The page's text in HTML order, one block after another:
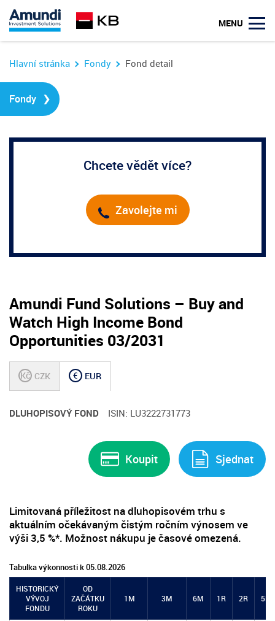
MENU
Hlavní stránka Fondy Fond detail
Fondy ›
Chcete vědět více?
Zavolejte mi
Amundi Fund Solutions – Buy and
Watch High Income Bond
Opportunities 03/2031
Kč CZK € EUR
DLUHOPISOVÝ FOND ISIN: LU3222731773
Koupit Sjednat
Limitovaná příležitost na dluhopisovém trhu s
aktuálním očekávaným čistým ročním výnosem ve
výši 3,5 %*. Možnost nákupu je časové omezená.
Tabulka výkonnosti k 05.08.2026
HISTORICKÝ
VÝVOJ
FONDU
OD
ZAČÁTKU
ROKU
1M 3M 6M 1R 2R 5R